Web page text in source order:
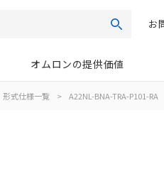
検索お
オムロンの提供価値
形式仕様一覧 > A22NL-BNA-TRA-P101-RA